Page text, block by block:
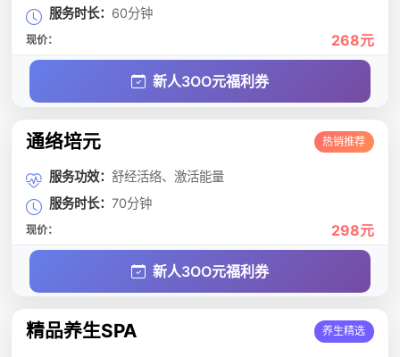
服务时长： 60分钟
现价： 268元
新人3OO元福利券
通络培元 热销推荐
服务功效： 舒经活络、激活能量
服务时长： 70分钟
现价： 298元
新人3OO元福利券
精品养生SPA 养生精选